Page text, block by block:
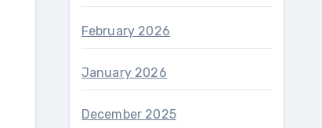
February 2026
January 2026
December 2025